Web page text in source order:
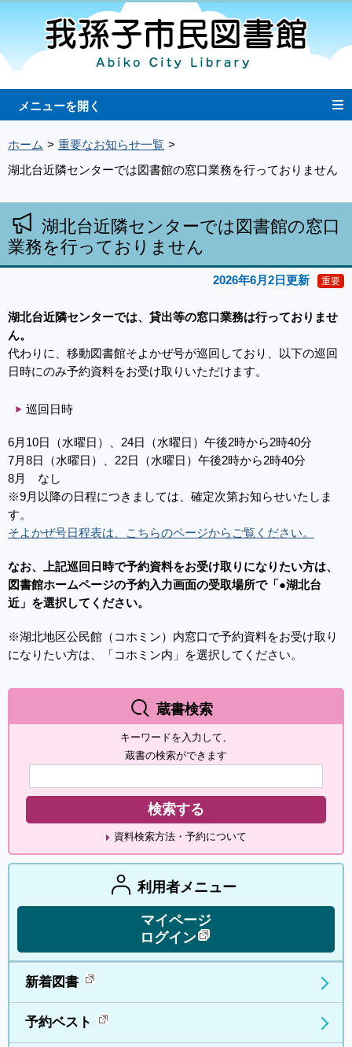
ホーム
重要なお知らせ一覧
湖北台近隣センターでは図書館の窓口業務を行っておりません
蔵書検索
キーワードを入力して、
蔵書の検索ができます
資料検索方法・予約について
利用者メニュー
マイページ
ログイン
新着図書
予約ベスト
湖北台近隣センターでは図書館の窓口
業務を行っておりません
2026年6月2日更新 重要
湖北台近隣センターでは、貸出等の窓口業務は行っておりませ
ん。
代わりに、移動図書館そよかぜ号が巡回しており、以下の巡回
日時にのみ予約資料をお受け取りいただけます。
巡回日時
6月10日（水曜日）、24日（水曜日）午後2時から2時40分
7月8日（水曜日）、22日（水曜日）午後2時から2時40分
8月 なし
※9月以降の日程につきましては、確定次第お知らせいたしま
す。
そよかぜ号日程表は、こちらのページからご覧ください。
なお、上記巡回日時で予約資料をお受け取りになりたい方は、
図書館ホームページの予約入力画面の受取場所で「●湖北台
近」を選択してください。
※湖北地区公民館（コホミン）内窓口で予約資料をお受け取り
になりたい方は、「コホミン内」を選択してください。